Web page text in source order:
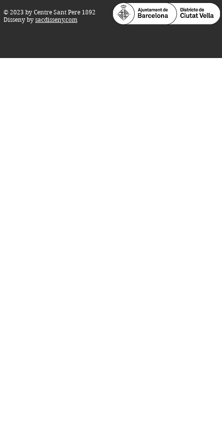
© 2023 by Centre Sant Pere 1892
Disseny by sacdisseny.com